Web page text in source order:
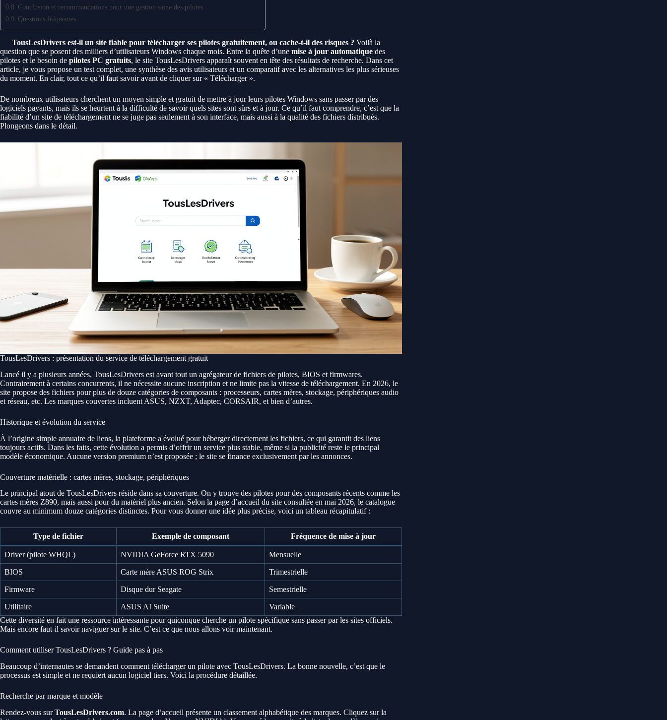
Conclusion et recommandations pour une gestion saine des pilotes
Questions fréquentes
TousLesDrivers est-il un site fiable pour télécharger ses pilotes gratuitement, ou cache-t-il des risques ? Voilà la
question que se posent des milliers d’utilisateurs Windows chaque mois. Entre la quête d’une mise à jour automatique des
pilotes et le besoin de pilotes PC gratuits, le site TousLesDrivers apparaît souvent en tête des résultats de recherche. Dans cet
article, je vous propose un test complet, une synthèse des avis utilisateurs et un comparatif avec les alternatives les plus sérieuses
du moment. En clair, tout ce qu’il faut savoir avant de cliquer sur « Télécharger ».
De nombreux utilisateurs cherchent un moyen simple et gratuit de mettre à jour leurs pilotes Windows sans passer par des
logiciels payants, mais ils se heurtent à la difficulté de savoir quels sites sont sûrs et à jour. Ce qu’il faut comprendre, c’est que la
fiabilité d’un site de téléchargement ne se juge pas seulement à son interface, mais aussi à la qualité des fichiers distribués.
Plongeons dans le détail.
TousLesDrivers : présentation du service de téléchargement gratuit
Lancé il y a plusieurs années, TousLesDrivers est avant tout un agrégateur de fichiers de pilotes, BIOS et firmwares.
Contrairement à certains concurrents, il ne nécessite aucune inscription et ne limite pas la vitesse de téléchargement. En 2026, le
site propose des fichiers pour plus de douze catégories de composants : processeurs, cartes mères, stockage, périphériques audio
et réseau, etc. Les marques couvertes incluent ASUS, NZXT, Adaptec, CORSAIR, et bien d’autres.
Historique et évolution du service
À l’origine simple annuaire de liens, la plateforme a évolué pour héberger directement les fichiers, ce qui garantit des liens
toujours actifs. Dans les faits, cette évolution a permis d’offrir un service plus stable, même si la publicité reste le principal
modèle économique. Aucune version premium n’est proposée ; le site se finance exclusivement par les annonces.
Couverture matérielle : cartes mères, stockage, périphériques
Le principal atout de TousLesDrivers réside dans sa couverture. On y trouve des pilotes pour des composants récents comme les
cartes mères Z890, mais aussi pour du matériel plus ancien. Selon la page d’accueil du site consultée en mai 2026, le catalogue
couvre au minimum douze catégories distinctes. Pour vous donner une idée plus précise, voici un tableau récapitulatif :
Type de fichier Exemple de composant Fréquence de mise à jour
Driver (pilote WHQL) NVIDIA GeForce RTX 5090 Mensuelle
BIOS Carte mère ASUS ROG Strix Trimestrielle
Firmware Disque dur Seagate Semestrielle
Utilitaire ASUS AI Suite
Variable
Cette diversité en fait une ressource intéressante pour quiconque cherche un pilote spécifique sans passer par les sites officiels.
Mais encore faut-il savoir naviguer sur le site. C’est ce que nous allons voir maintenant.
Comment utiliser TousLesDrivers ? Guide pas à pas
Beaucoup d’internautes se demandent comment télécharger un pilote avec TousLesDrivers. La bonne nouvelle, c’est que le
processus est simple et ne requiert aucun logiciel tiers. Voici la procédure détaillée.
Recherche par marque et modèle
Rendez-vous surTousLesDrivers.com. La page d’accueil présente un classement alphabétique des marques. Cliquez sur la